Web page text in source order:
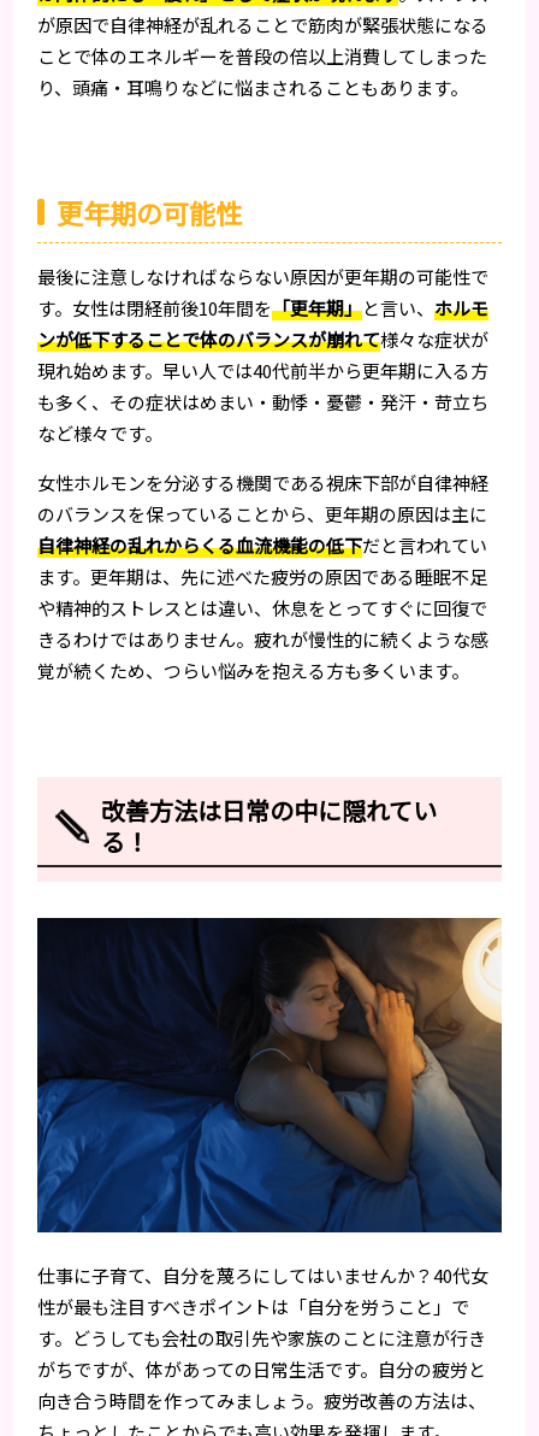
が原因で自律神経が乱れることで筋肉が緊張状態になる
ことで体のエネルギーを普段の倍以上消費してしまった
り、頭痛・耳鳴りなどに悩まされることもあります。
更年期の可能性
最後に注意しなければならない原因が更年期の可能性で
す。女性は閉経前後10年間を「更年期」と言い、ホルモ
ンが低下することで体のバランスが崩れて様々な症状が
現れ始めます。早い人では40代前半から更年期に入る方
も多く、その症状はめまい・動悸・憂鬱・発汗・苛立ち
など様々です。
女性ホルモンを分泌する機関である視床下部が自律神経
のバランスを保っていることから、更年期の原因は主に
自律神経の乱れからくる血流機能の低下だと言われてい
ます。更年期は、先に述べた疲労の原因である睡眠不足
や精神的ストレスとは違い、休息をとってすぐに回復で
きるわけではありません。疲れが慢性的に続くような感
覚が続くため、つらい悩みを抱える方も多くいます。
改善方法は日常の中に隠れてい
る！
仕事に子育て、自分を蔑ろにしてはいませんか？40代女
性が最も注目すべきポイントは「自分を労うこと」で
す。どうしても会社の取引先や家族のことに注意が行き
がちですが、体があっての日常生活です。自分の疲労と
向き合う時間を作ってみましょう。疲労改善の方法は、